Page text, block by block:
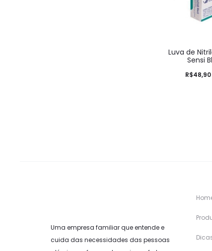
Luva de
Sensi
R$48,90
Uma empresa familiar que entende e
cuida das necessidades das pessoas